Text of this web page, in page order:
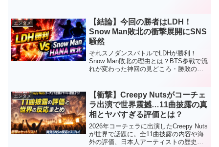
めました。
エンタメ
【結論】今回の勝者はLDH！
Snow Man敗北の衝撃展開にSNS
騒然
それスノダンスバトルでLDHが勝利！
Snow Man敗北の理由とは？BTS参戦で流
れが変わった神回の見どころ・勝敗の分
エンタメ
【衝撃】Creepy Nutsがコーチェ
ラ出演で世界震撼…11曲披露の真
相とヤバすぎる評価とは？
2026年コーチェラに出演したCreepy Nuts
が世界で話題に。全11曲披露の内容や海
外の評価、日本人アーティストの歴史、